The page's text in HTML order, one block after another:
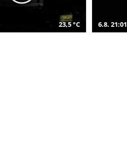
23,5 °C 6.8. 21:01